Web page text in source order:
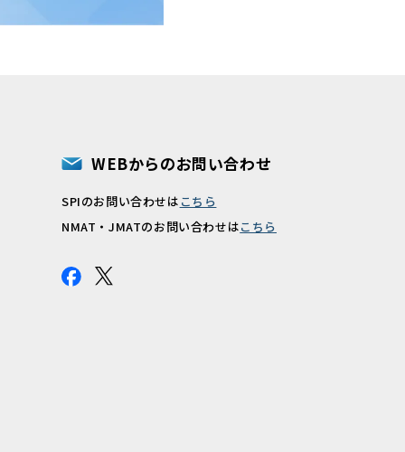
WEBからのお問い合わせ
SPIのお問い合わせは こちら
NMAT・JMATのお問い合わせはこちら